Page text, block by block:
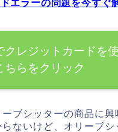
エラーの問題を今すぐ
クレジットカードを
ちらをクリック
ブシッターの商品に
ないけど、オリーブ